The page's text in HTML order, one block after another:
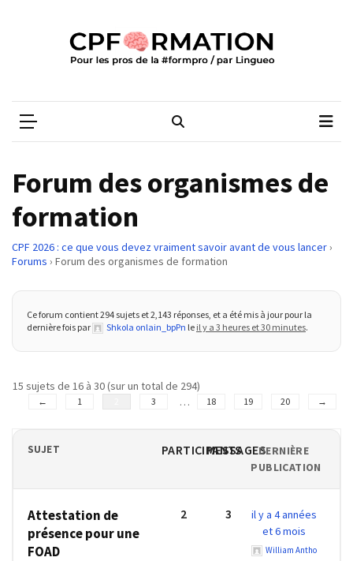
est
réussi,
qui
aller
subrogation,
remboursement
changer
CPFORMATION
Forum des organismes de
formation
CPF 2026 : ce que vous devez vraiment savoir avant de vous lancer›
Forums › Forum des organismes de formation
Ce forum contient 294 sujets et 2,143 réponses, et a été mis à jour pour la
dernière fois par
Shkola onlain_bpPn le il y a 3 heures et 30 minutes.
15 sujets de 16 à 30 (sur un total de 294)
← 1 3 … 18 19 20 →
SUJET PARTICIPANTS
MESSAGESDERNIÈRE
PUBLICATION
Attestation de
présence pour une
FOAD
2 3
il y a 4 années
et 6 mois
William Antho